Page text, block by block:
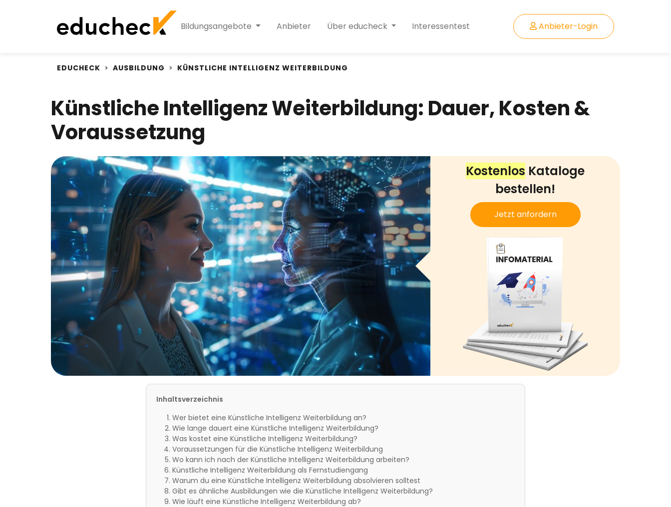
Bildungsangebote Anbieter Über educheck Interessentest Anbieter-Login
EDUCHECK AUSBILDUNG KÜNSTLICHE INTELLIGENZ WEITERBILDUNG
Künstliche Intelligenz Weiterbildung: Dauer, Kosten &
Voraussetzung
Kostenlos Kataloge
bestellen!
Jetzt anfordern
Inhaltsverzeichnis
Wer bietet eine Künstliche Intelligenz Weiterbildung an?
Wie lange dauert eine Künstliche Intelligenz Weiterbildung?
Was kostet eine Künstliche Intelligenz Weiterbildung?
Voraussetzungen für die Künstliche Intelligenz Weiterbildung
Wo kann ich nach der Künstliche Intelligenz Weiterbildung arbeiten?
Künstliche Intelligenz Weiterbildung als Fernstudiengang
Warum du eine Künstliche Intelligenz Weiterbildung absolvieren solltest
Gibt es ähnliche Ausbildungen wie die Künstliche Intelligenz Weiterbildung?
Wie läuft eine Künstliche Intelligenz Weiterbildung ab?